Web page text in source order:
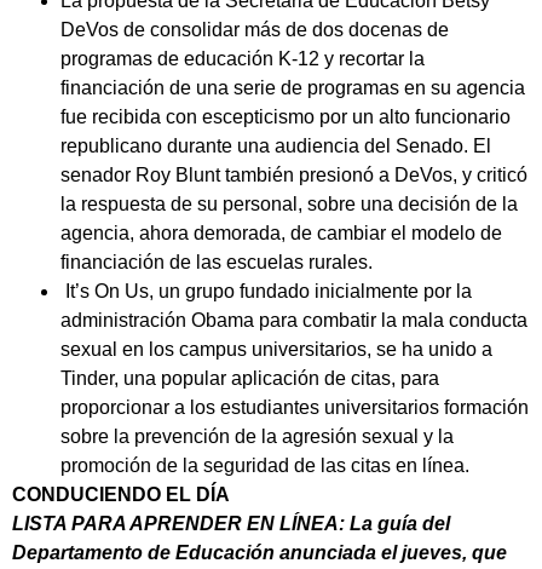
DeVos de consolidar más de dos docenas de
programas de educación K-12 y recortar la
financiación de una serie de programas en su agencia
fue recibida con escepticismo por un alto funcionario
republicano durante una audiencia del Senado. El
senador Roy Blunt también presionó a DeVos, y criticó
la respuesta de su personal, sobre una decisión de la
agencia, ahora demorada, de cambiar el modelo de
financiación de las escuelas rurales.
It’s On Us, un grupo fundado inicialmente por la
administración Obama para combatir la mala conducta
sexual en los campus universitarios, se ha unido a
Tinder, una popular aplicación de citas, para
proporcionar a los estudiantes universitarios formación
sobre la prevención de la agresión sexual y la
promoción de la seguridad de las citas en línea.
CONDUCIENDO EL DÍA
LISTA PARA APRENDER EN LÍNEA: La guía del
Departamento de Educación anunciada el jueves, que